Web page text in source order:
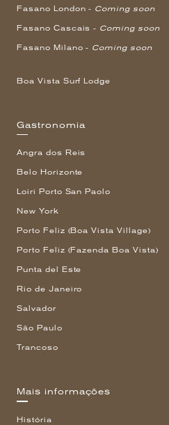
Fasano London - Coming soon
Fasano Cascais - Coming soon
Fasano Milano - Coming soon
Boa Vista Surf Lodge
Gastronomia
Angra dos Reis
Belo Horizonte
Loiri Porto San Paolo
New York
Porto Feliz (Boa Vista Village)
Porto Feliz (Fazenda Boa Vista)
Punta del Este
Rio de Janeiro
Salvador
São Paulo
Trancoso
Mais informações
História